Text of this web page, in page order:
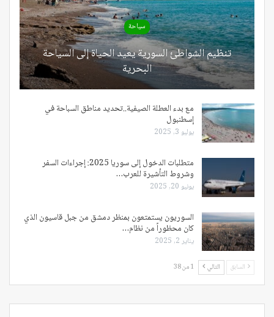
سياحة
تنظيم الشواطئ السورية يعيد الحياة إلى السياحة
البحرية
مع بدء العطلة الصيفية..تحديد مناطق السباحة في
إسطنبول
يوليو 3, 2025
متطلبات الدخول إلى سوريا 2025: إجراءات السفر
وشروط التأشيرة للعرب…
يونيو 20, 2025
السوريون يستمتعون بمنظر دمشق من جبل قاسيون الذي
كان محظوراً من نظام…
يناير 2, 2025
السابق التالي 1 من 38